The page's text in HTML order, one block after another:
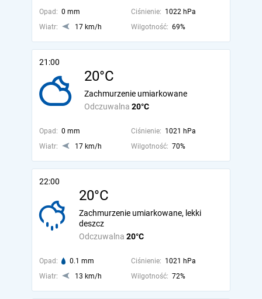
Opad: 0 mm Ciśnienie: 1022 hPa
Wiatr:
17 km/h Wilgotność: 69%
21:00
20°C
Odczuwalna 20°C
Zachmurzenie umiarkowane
Opad: 0 mm Ciśnienie: 1021 hPa
Wiatr:
17 km/h Wilgotność: 70%
22:00
20°C
Odczuwalna 20°C
Zachmurzenie umiarkowane, lekki
deszcz
Opad: 0.1 mm Ciśnienie: 1021 hPa
Wiatr:
13 km/h Wilgotność: 72%